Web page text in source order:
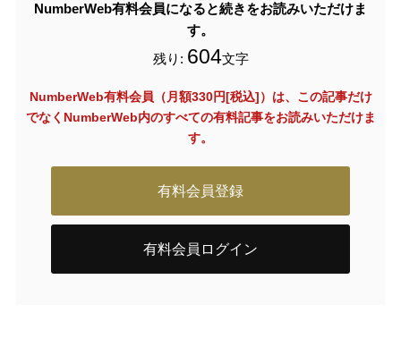
NumberWeb有料会員になると続きをお読みいただけま
す。
残り: 604文字
NumberWeb有料会員（月額330円[税込]）は、この記事だけ
でなく NumberWeb内のすべての有料記事をお読みいただけま
す。
有料会員登録
有料会員ログイン